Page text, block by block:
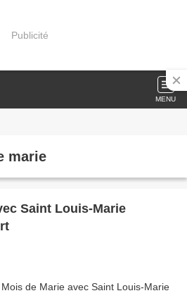
Publicité
MENU
marie
Saint Louis-Marie